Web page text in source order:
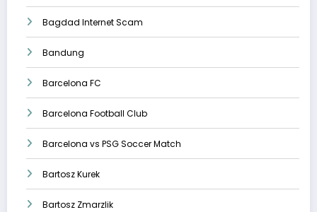
Bagdad Internet Scam
Bandung
Barcelona FC
Barcelona Football Club
Barcelona vs PSG Soccer Match
Bartosz Kurek
Bartosz Zmarzlik